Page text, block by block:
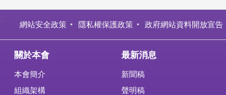
網站安全政策 隱私權保護政策 政府網站資料開放宣告
關於本會
本會簡介
組織架構
最新消息
新聞稿
聲明稿